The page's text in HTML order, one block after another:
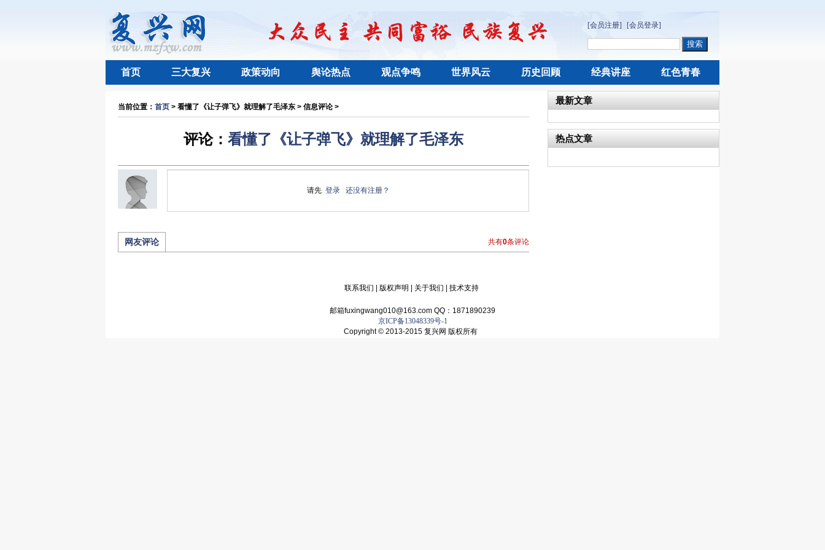
[会员注册] [会员登录]
首页 三大复兴 政策动向 舆论热点 观点争鸣 世界风云 历史回顾 经典讲座 红色青春
当前位置： 首页 > 看懂了《让子弹飞》就理解了毛泽东 > 信息评论 >
评论： 看懂了《让子弹飞》就理解了毛泽东
请先 登录 还没有注册？
网友评论 共有0条评论
最新文章
热点文章
联系我们 版权声明 关于我们 技术支持
邮箱fuxingwang010@163.com QQ：1871890239
京ICP备13048339号-1
Copyright © 2013-2015 复兴网 版权所有